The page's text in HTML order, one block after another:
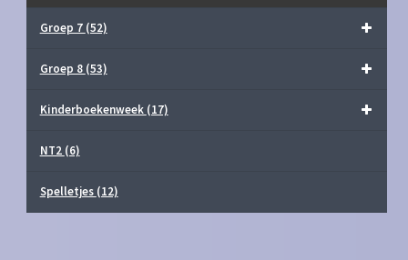
Groep 7 (52)
Groep 8 (53)
Kinderboekenweek (17)
NT2 (6)
Spelletjes (12)